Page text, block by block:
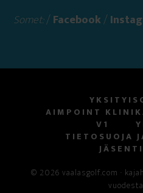
Somet:/Facebook/
AIMPOINT
V1
TIETOSUOJA
© 2026 vaalasgolf.com ·